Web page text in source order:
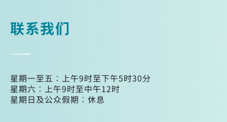
联系我们
星期一至五︰上午9时至下午5时30分
星期六︰上午9时至中午12时
星期日及公众假期︰休息